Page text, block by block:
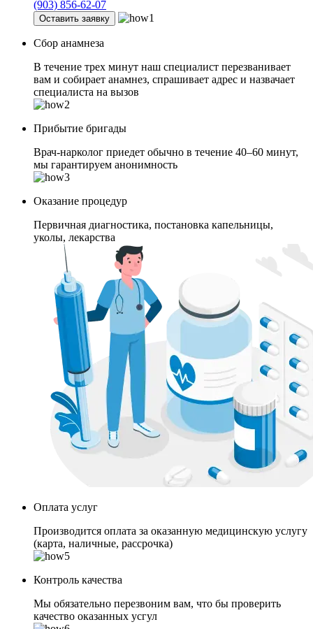
(903) 856-62-07
Оставить заявку
Сбор анамнеза
В течение трех минут наш специалист перезванивает
вам и собирает анамнез, спрашивает адрес и назвачает
специалиста на вызов
Прибытие бригады
Врач-нарколог приедет обычно в течение 40–60 минут,
мы гарантируем анонимность
Оказание процедур
Первичная диагностика, постановка капельницы,
уколы, лекарства
Оплата услуг
Производится оплата за оказанную медицинскую услугу
(карта, наличные, рассрочка)
Контроль качества
Мы обязательно перезвоним вам, что бы проверить
качество оказанных усгул